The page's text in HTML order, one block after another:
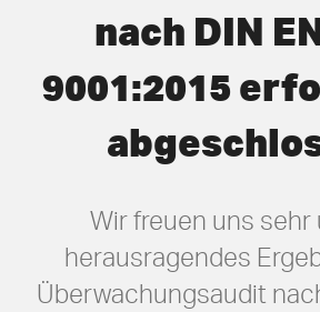
nach DIN
9001:2015
Wir freuen uns sehr
herausragendes
Überwachungsaudit